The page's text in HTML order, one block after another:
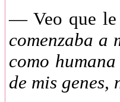
— Veo que
comenzaba a
como
de mis